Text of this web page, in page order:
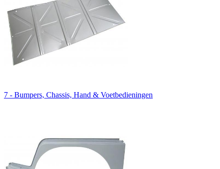
7 - Bumpers, Chassis, Hand & Voetbedieningen